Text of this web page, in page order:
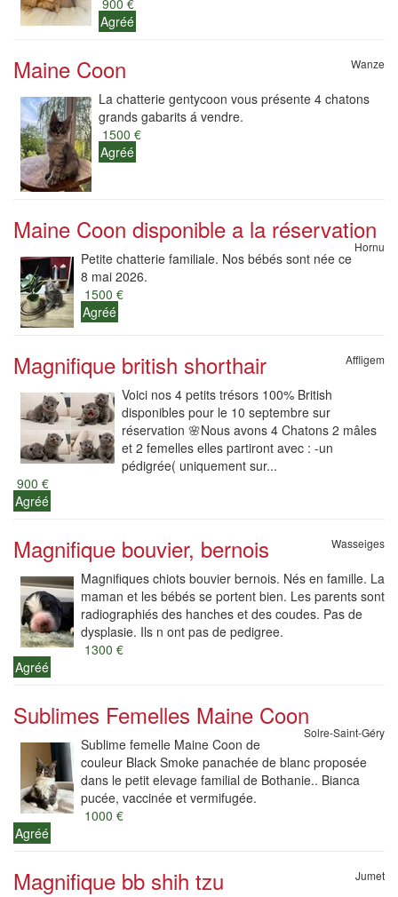
900 €
Agréé
Maine Coon Wanze
La chatterie gentycoon vous présente 4 chatons
grands gabarits á vendre.
1500 €
Agréé
Maine Coon disponible a la réservation
Hornu
Petite chatterie familiale. Nos bébés sont née ce
8 mai 2026.
1500 €
Agréé
Magnifique british shorthair Affligem
Voici nos 4 petits trésors 100% British
disponibles pour le 10 septembre sur
réservation 🌸Nous avons 4 Chatons 2 mâles
et 2 femelles elles partiront avec : -un
pédigrée( uniquement sur...
900 €
Agréé
Magnifique bouvier, bernois Wasseiges
Magnifiques chiots bouvier bernois. Nés en famille. La
maman et les bébés se portent bien. Les parents sont
radiographiés des hanches et des coudes. Pas de
dysplasie. Ils n ont pas de pedigree.
1300 €
Agréé
Sublimes Femelles Maine Coon
Solre-Saint-Géry
Sublime femelle Maine Coon de
couleur Black Smoke panachée de blanc proposée
dans le petit elevage familial de Bothanie.. Bianca
pucée, vaccinée et vermifugée.
1000 €
Agréé
Magnifique bb shih tzu Jumet